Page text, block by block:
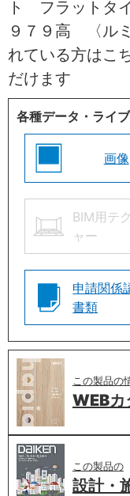
ト フラット
９７９高 〈ル
れている方はこ
だけます
各種データ・ライ
画像
BIM用テ
ャー
申請関係
書類
この製品の
WEBカ
この製品の
設計・